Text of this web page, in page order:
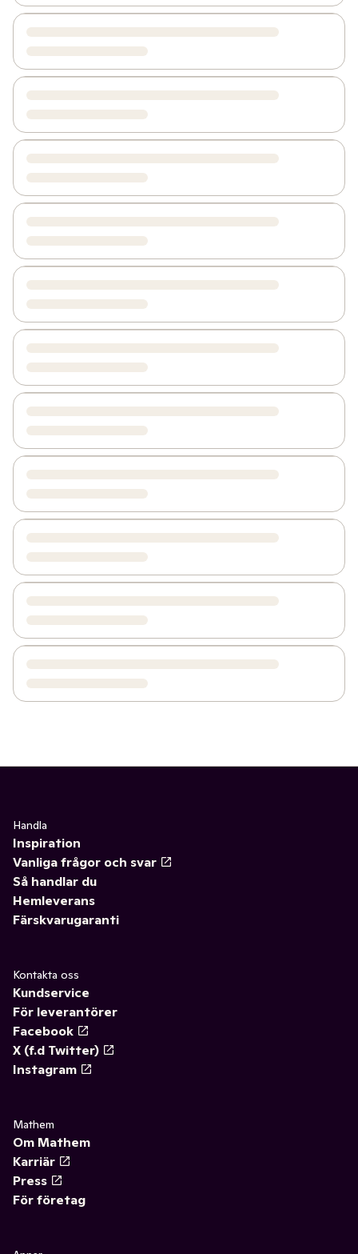
Handla
Inspiration
Vanliga frågor och svar
Så handlar du
Hemleverans
Färskvarugaranti
Kontakta oss
Kundservice
För leverantörer
Facebook
X (f.d Twitter)
Instagram
Mathem
Om Mathem
Karriär
Press
För företag